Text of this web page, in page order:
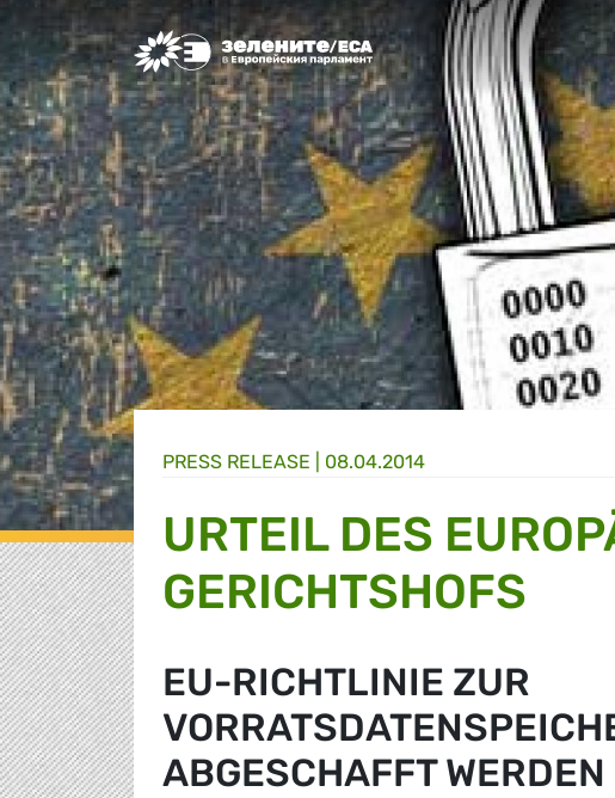
Greens/EFA Home
PRESS RELEASE | 08.04.2014
URTEIL DES
GERICHTSHOFS
EU-RICHTLINIE ZUR
ABGESCHAFFT WERDEN